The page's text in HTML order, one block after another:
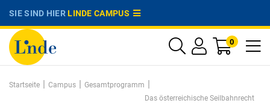
SIE SIND HIERLINDE CAMPUS
0
Startseite | Campus | Gesamtprogramm |
Das österreichische Seilbahnrecht